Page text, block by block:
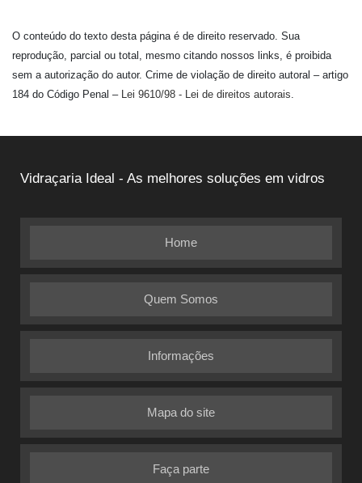
O conteúdo do texto desta página é de direito reservado. Sua
reprodução, parcial ou total, mesmo citando nossos links, é proibida
sem a autorização do autor. Crime de violação de direito autoral – artigo
184 do Código Penal – Lei 9610/98 - Lei de direitos autorais.
Vidraçaria Ideal - As melhores soluções em vidros
Home
Quem Somos
Informações
Mapa do site
Faça parte